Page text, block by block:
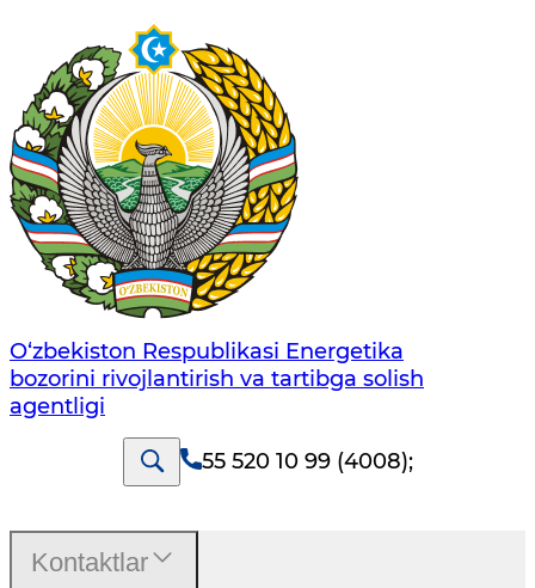
O‘zbekiston Respublikasi Energetika
bozorini rivojlantirish va tartibga solish
agentligi
55 520 10 99 (4008);
Kontaktlar